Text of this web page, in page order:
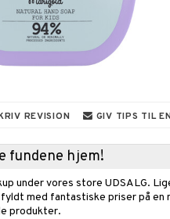
REVISION GIV TIPS TIL
fundene hjem!
under vores store UDSALG.
med fantastiske priser på en
produkter.